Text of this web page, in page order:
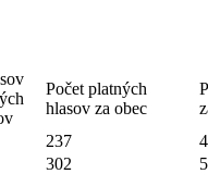
Počet platných
hlasov za obec
237
302